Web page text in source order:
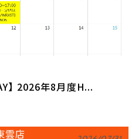
】 2026年8月度H...
雲店